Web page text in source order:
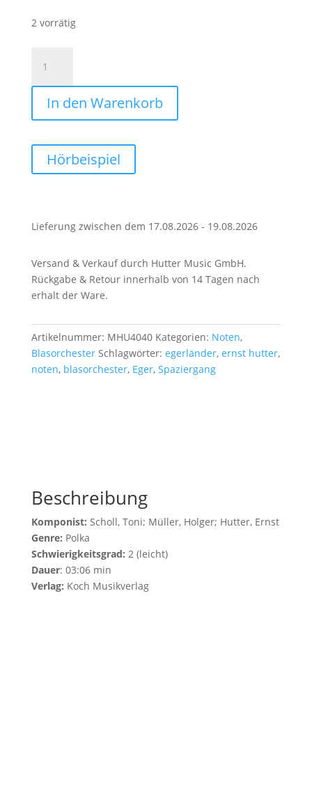
2 vorrätig
Eger
(Polka)
Menge
In den Warenkorb
Hörbeispiel
Lieferung zwischen dem 17.08.2026 - 19.08.2026
Versand & Verkauf durch Hutter Music GmbH.
Rückgabe & Retour innerhalb von 14 Tagen nach
erhalt der Ware.
Artikelnummer: MHU4040 Kategorien: Noten,
Blasorchester Schlagwörter: egerländer, ernst hutter,
noten, blasorchester, Eger, Spaziergang
Beschreibung
Komponist: Scholl, Toni; Müller, Holger; Hutter, Ernst
Genre: Polka
Schwierigkeitsgrad: 2 (leicht)
Dauer: 03:06 min
Verlag: Koch Musikverlag